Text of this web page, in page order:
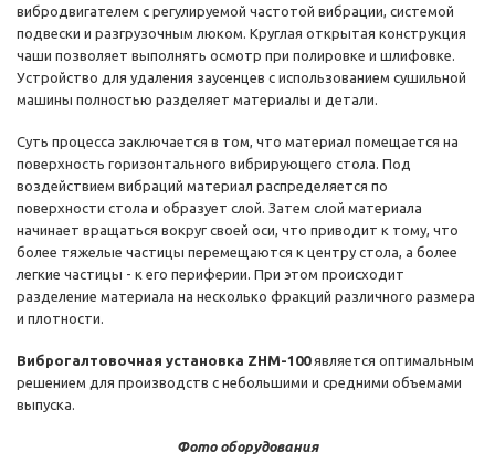
вибродвигателем с регулируемой частотой вибрации, системой
подвески и разгрузочным люком. Круглая открытая конструкция
чаши позволяет выполнять осмотр при полировке и шлифовке.
Устройство для удаления заусенцев с использованием сушильной
машины полностью разделяет материалы и детали.
Суть процесса заключается в том, что материал помещается на
поверхность горизонтального вибрирующего стола. Под
воздействием вибраций материал распределяется по
поверхности стола и образует слой. Затем слой материала
начинает вращаться вокруг своей оси, что приводит к тому, что
более тяжелые частицы перемещаются к центру стола, а более
легкие частицы - к его периферии. При этом происходит
разделение материала на несколько фракций различного размера
и плотности.
Виброгалтовочная установка ZHM-100является оптимальным
решением для производств с небольшими и средними объемами
выпуска.
Фото оборудования